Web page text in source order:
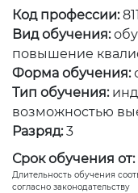
Код профессии:
Вид обучения:
повышение
Форма обучения:
Тип обучения:
возможностью
Разряд: 3
Срок обучения от:
Длительность обучения
согласно законодательству